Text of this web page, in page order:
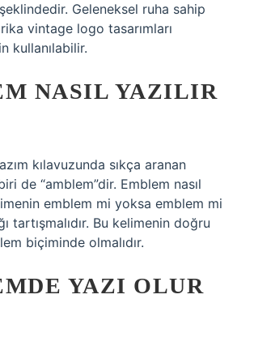
Geleneksel ruha sahip
vintage logo tasarımları
kullanılabilir.
NASIL YAZILIR
kılavuzunda sıkça aranan
de “amblem”dir. Emblem nasıl
emblem mi yoksa emblem mi
tartışmalıdır. Bu kelimenin doğru
biçiminde olmalıdır.
YAZI OLUR